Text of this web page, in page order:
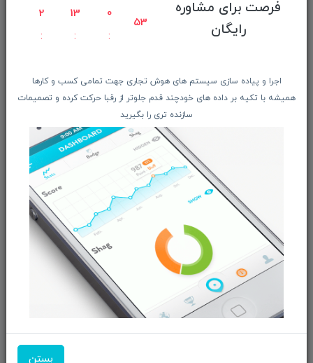
فرصت برای مشاوره
رایگان
2 13 0
53
اجرا و پیاده سازی سیستم های هوش تجاری جهت تمامی کسب و کارها
همیشه با تکیه بر داده های خودچند قدم جلوتر از رقبا حرکت کرده و تصمیمات
سازنده تری را بگیرید
بستن
راهنمای ثبت سفارش
معرفـــی همکــاران
ویتریــن فروشگـــاه
درباره ما بیشتر بدانید
از تخفیف‌ها و جدیدترین‌های فروشگاه ما باخبر شوید:
ثبت‌نام
ما را در شبکه‌های اجتماعی دنبال کنید: